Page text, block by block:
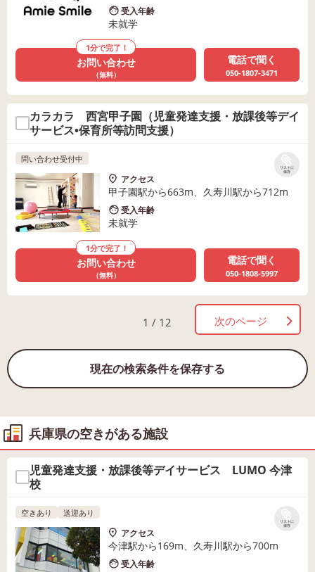
受入年齢
未就学
1分で完了！
お問い合わせ
（無料）
電話で聞く
050-1807-3471
カラカラ 西宮甲子園（児童発達支援・放課後等デイ
サービス•保育所等訪問支援）
リストに
保存
問い合わせ受付中
アクセス
甲子園駅から663m、久寿川駅から712m
受入年齢
未就学
1分で完了！
お問い合わせ
（無料）
電話で聞く
050-1808-5997
1 / 12 次のページ
現在の検索条件を保存する
兵庫県の空きがある施設
児童発達支援・放課後等デイサービス LUMO 今津
校
リストに
保存
空きあり 送迎あり
アクセス
今津駅から169m、久寿川駅から700m
受入年齢